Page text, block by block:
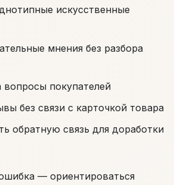
искусственные
мнения без разбора
вопросы покупателей
без связи с карточкой товара
обратную связь для доработки
— ориентироваться